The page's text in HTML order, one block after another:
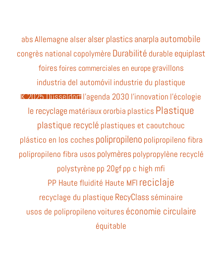
absAllemagne alseralser plasticsanarpla automobile
congrès national copolymère Durabilité durable equiplast
foiresfoires commerciales en europe gravillons
industria del automóvil industrie du plastique
K 2025 Düsseldorfl'agenda 2030 l'innovation l'écologie
le recyclage matériauxororbia plastics Plastique
plastique recyclé plastiques et caoutchouc
plástico en los coches polipropileno polipropileno fibra
polipropileno fibra usos polymères polypropylène recyclé
polystyrène pp 20gfpp c high mfi
PP Haute fluidité Haute MFI reciclaje
recyclage du plastique RecyClassséminaire
usos de polipropilenovoitures économie circulaire
équitable